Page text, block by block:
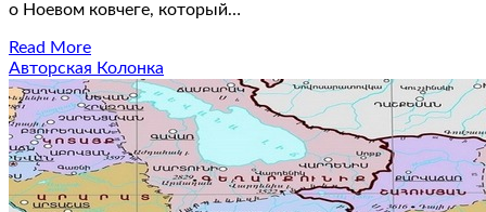
о Ноевом ковчеге, который…
Read More
Авторская Колонка